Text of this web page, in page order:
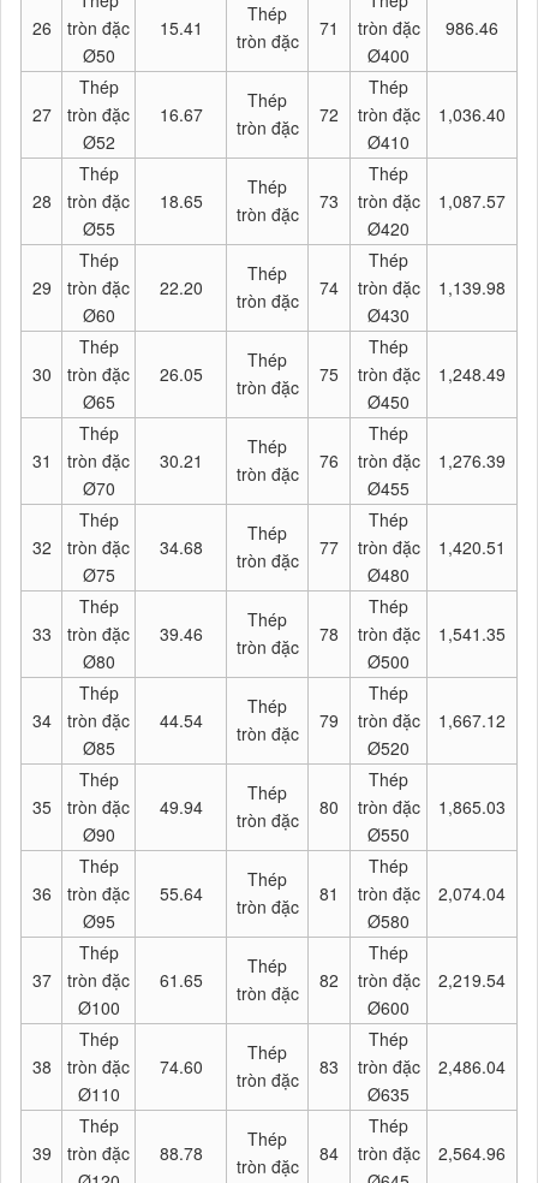
26
tròn đặc
Ø50
15.41
Thép
tròn đặc
71
tròn đặc
Ø400
986.46
27
Thép
tròn đặc
Ø52
16.67
Thép
tròn đặc
72
Thép
tròn đặc
Ø410
1,036.40
28
Thép
tròn đặc
Ø55
18.65
Thép
tròn đặc
73
Thép
tròn đặc
Ø420
1,087.57
29
Thép
tròn đặc
Ø60
22.20
Thép
tròn đặc
74
Thép
tròn đặc
Ø430
1,139.98
30
Thép
tròn đặc
Ø65
26.05
Thép
tròn đặc
75
Thép
tròn đặc
Ø450
1,248.49
31
Thép
tròn đặc
Ø70
30.21
Thép
tròn đặc
76
Thép
tròn đặc
Ø455
1,276.39
32
Thép
tròn đặc
Ø75
34.68
Thép
tròn đặc
77
Thép
tròn đặc
Ø480
1,420.51
33
Thép
tròn đặc
Ø80
39.46
Thép
tròn đặc
78
Thép
tròn đặc
Ø500
1,541.35
34
Thép
tròn đặc
Ø85
44.54
Thép
tròn đặc
79
Thép
tròn đặc
Ø520
1,667.12
35
Thép
tròn đặc
Ø90
49.94
Thép
tròn đặc
80
Thép
tròn đặc
Ø550
1,865.03
36
Thép
tròn đặc
Ø95
55.64
Thép
tròn đặc
81
Thép
tròn đặc
Ø580
2,074.04
37
Thép
tròn đặc
Ø100
61.65
Thép
tròn đặc
82
Thép
tròn đặc
Ø600
2,219.54
38
Thép
tròn đặc
Ø110
74.60
Thép
tròn đặc
83
Thép
tròn đặc
Ø635
2,486.04
39
Thép
tròn đặc
88.78
Thép
tròn đặc
84
Thép
tròn đặc
2,564.96